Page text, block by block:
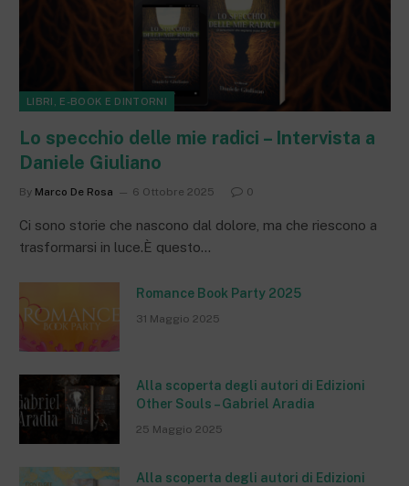
LIBRI, E-BOOK E DINTORNI
Lo specchio delle mie radici – Intervista a
Daniele Giuliano
By Marco De Rosa 6 Ottobre 2025 0
Ci sono storie che nascono dal dolore, ma che riescono a
trasformarsi in luce.È questo…
Romance Book Party 2025
31 Maggio 2025
Alla scoperta degli autori di Edizioni
Other Souls – Gabriel Aradia
25 Maggio 2025
Alla scoperta degli autori di Edizioni